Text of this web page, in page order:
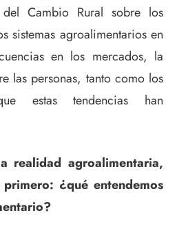
Cambio Rural sobre los
sistemas agroalimentarios en
en los mercados, la
las personas, tanto como los
estas tendencias han
realidad agroalimentaria,
¿qué entendemos